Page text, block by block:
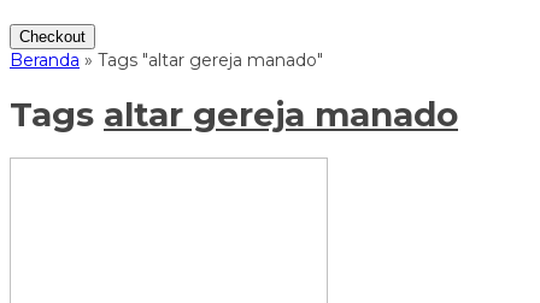
Checkout
Beranda » Tags "altar gereja manado"
Tags altar gereja manado